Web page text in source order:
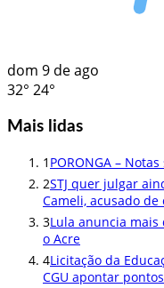
dom 9 de ago
32° 24°
Mais lidas
1 PORONGA –
2STJ quer julgar
Cameli, acusado
3Lula anuncia mais
o Acre
4Licitação da
CGU apontar